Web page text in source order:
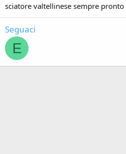
sciatore valtellinese sempre pronto
Seguaci
E